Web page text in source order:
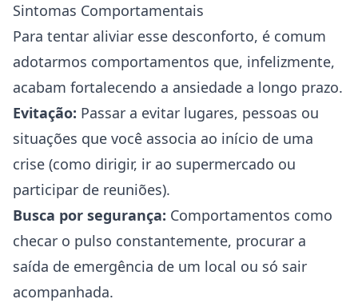
Sintomas Comportamentais
Para tentar aliviar esse desconforto, é comum
adotarmos comportamentos que, infelizmente,
acabam fortalecendo a ansiedade a longo prazo.
Evitação: Passar a evitar lugares, pessoas ou
situações que você associa ao início de uma
crise (como dirigir, ir ao supermercado ou
participar de reuniões).
Busca por segurança: Comportamentos como
checar o pulso constantemente, procurar a
saída de emergência de um local ou só sair
acompanhada.